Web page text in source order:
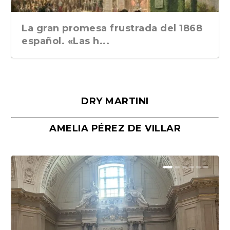
La gran promesa frustrada del 1868
español. «Las h...
Málaga, verso en azul, de Rafael
Porras y Salvador...
«La cocina hebrea. Alimentación
del pueblo judío e...
DRY MARTINI
AMELIA PÉREZ DE VILLAR